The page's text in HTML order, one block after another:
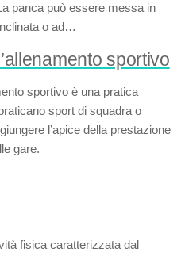
panca può essere messa in
o ad…
sportivo
sportivo è una pratica
sport di squadra o
l’apice della prestazione
gare.
fisica caratterizzata dal